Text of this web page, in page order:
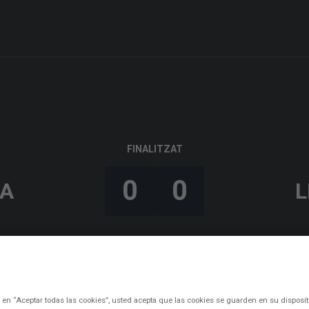
FINALITZAT
0 0
“Aceptar todas las cookies”, usted acepta que las cookies se guarden en su